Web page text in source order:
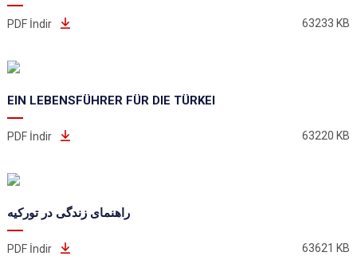
PDF İndir 63233 KB
EIN LEBENSFÜHRER FÜR DIE TÜRKEI
PDF İndir 63220 KB
راهنمای زندگی در تورکیه
PDF İndir 63621 KB